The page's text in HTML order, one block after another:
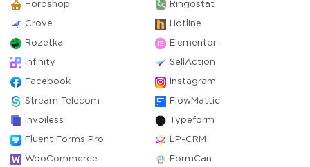
Horoshop Ringostat
Crove Hotline
Rozetka Elementor
Infinity SellAction
Facebook Instagram
Stream Telecom FlowMattic
Invoiless Typeform
Fluent Forms Pro LP-CRM
WooCommerce FormCan